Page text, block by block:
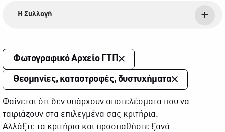
Η Συλλογή
Φωτογραφικό Αρχείο ΓΤΠ
Θεομηνίες, καταστροφές, δυστυχήματα
Φαίνεται ότι δεν υπάρχουν αποτελέσματα που να
ταιριάζουν στα επιλεγμένα σας κριτήρια.
Αλλάξτε τα κριτήρια και προσπαθήστε ξανά.